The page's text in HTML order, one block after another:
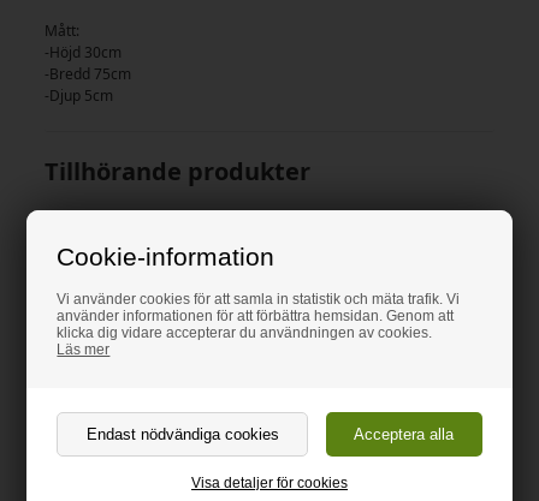
Cookie-information
Vi använder cookies för att samla in statistik och mäta trafik. Vi
använder informationen för att förbättra hemsidan. Genom att
klicka dig vidare accepterar du användningen av cookies.
Läs mer
Visa detaljer för cookies
Mått:
-Höjd 30cm
-Bredd 75cm
-Djup 5cm
Tillhörande produkter
Liten Hylla Blå Akryl
500,00 SEK
Læg i kurven
Liten Hylla Grön Akryl
930,00 SEK
Læg i kurven